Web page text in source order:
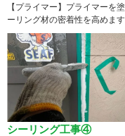
【プライマー】プライマーを
ーリング材の密着性を高めます
シーリング工事④